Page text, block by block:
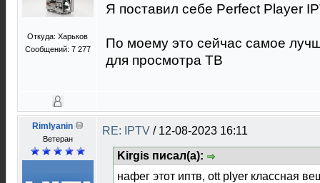
Откуда: Харьков
Сообщений: 7 277
Я поставил себе Perfect Player
По моему это сейчас самое
для просмотра ТВ
Rimlyanin
Ветеран
RE: IPTV / 12-08-2023 16:11
Kirgis писал(а):
нафег этот иптв, ott plyer классная